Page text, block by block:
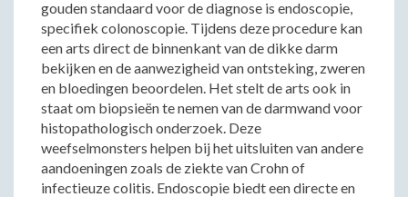
gouden standaard voor de diagnose is endoscopie,
specifiek colonoscopie. Tijdens deze procedure kan
een arts direct de binnenkant van de dikke darm
bekijken en de aanwezigheid van ontsteking, zweren
en bloedingen beoordelen. Het stelt de arts ook in
staat om biopsieën te nemen van de darmwand voor
histopathologisch onderzoek. Deze
weefselmonsters helpen bij het uitsluiten van andere
aandoeningen zoals de ziekte van Crohn of
infectieuze colitis. Endoscopie biedt een directe en